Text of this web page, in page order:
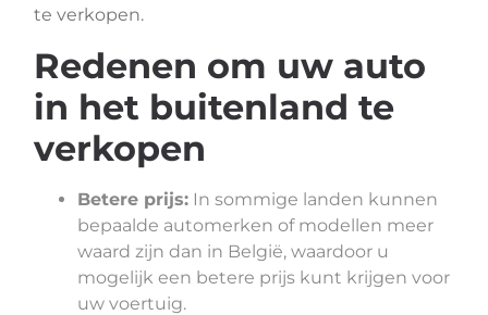
te verkopen.
Redenen om uw auto
in het buitenland te
verkopen
Betere prijs: In sommige landen kunnen
bepaalde automerken of modellen meer
waard zijn dan in België, waardoor u
mogelijk een betere prijs kunt krijgen voor
uw voertuig.